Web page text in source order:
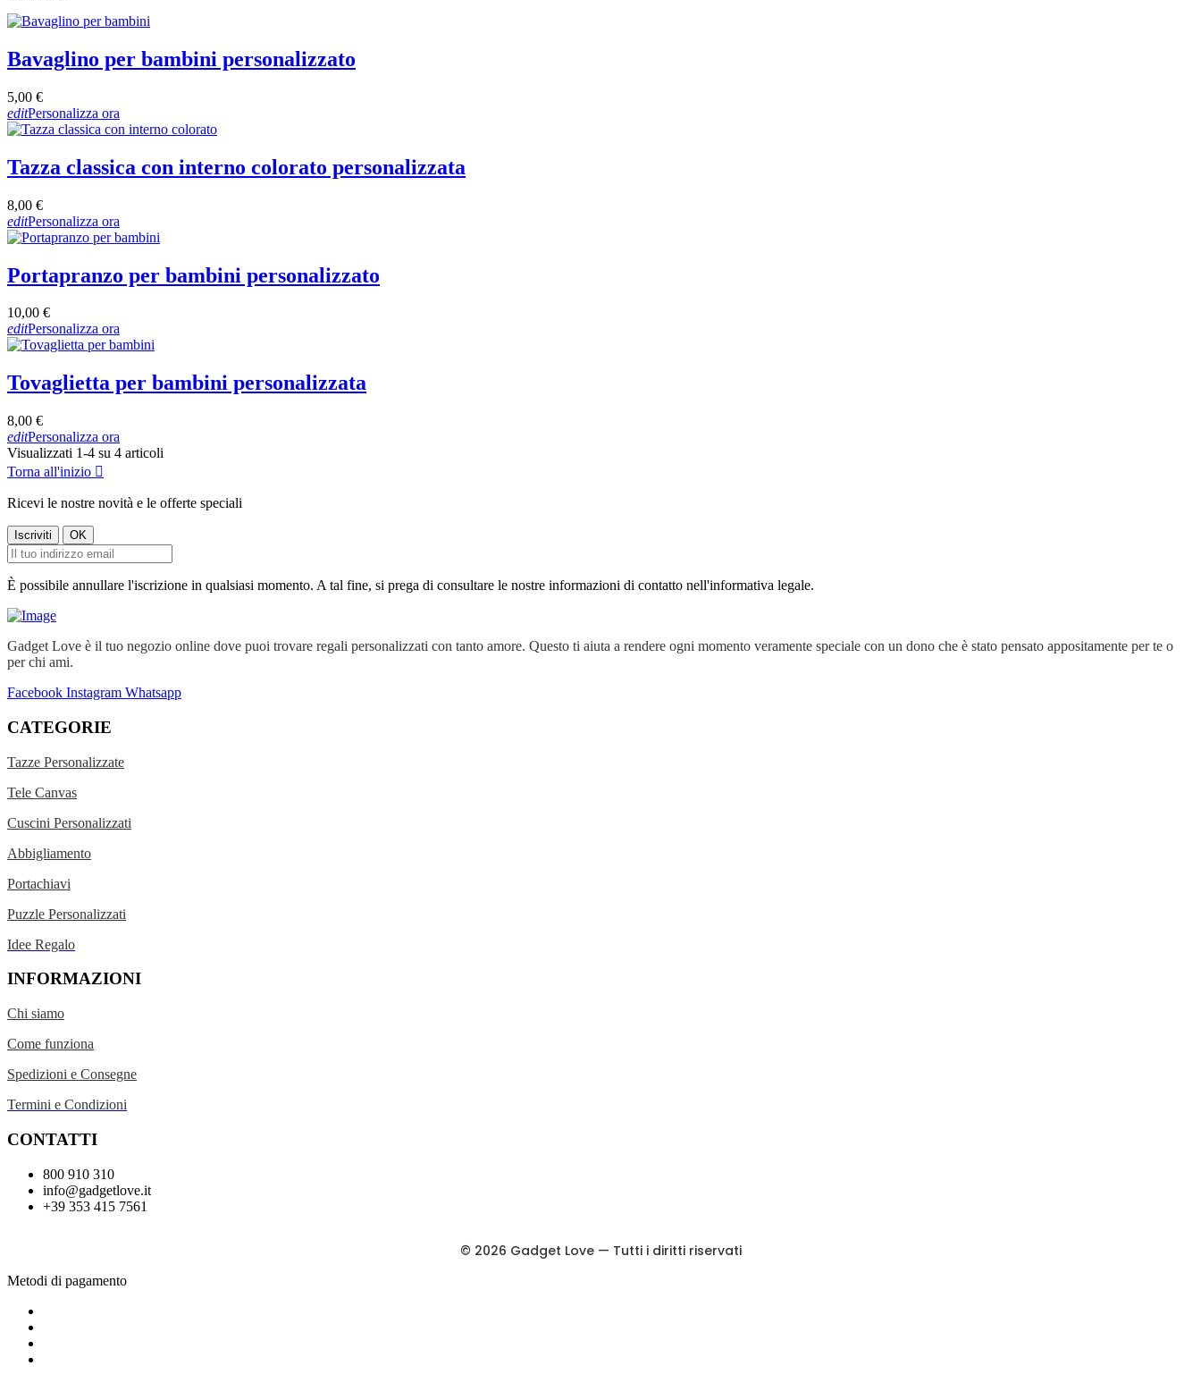
Bavaglino per bambini personalizzato
5,00 €
editPersonalizza ora
Tazza classica con interno colorato personalizzata
8,00 €
editPersonalizza ora
Portapranzo per bambini personalizzato
10,00 €
editPersonalizza ora
Tovaglietta per bambini personalizzata
8,00 €
editPersonalizza ora
Visualizzati 1-4 su 4 articoli
Torna all'inizio 
Ricevi le nostre novità e le offerte speciali
È possibile annullare l'iscrizione in qualsiasi momento. A tal fine, si prega di consultare le nostre informazioni di contatto nell'informativa legale.
Gadget Love è il tuo negozio online dove puoi trovare regali personalizzati con tanto amore. Questo ti aiuta a rendere ogni momento veramente speciale con un dono che è stato pensato appositamente per te o
per chi ami.
Facebook Instagram Whatsapp
CATEGORIE
Tazze Personalizzate
Tele Canvas
Cuscini Personalizzati
Abbigliamento
Portachiavi
Puzzle Personalizzati
Idee Regalo
INFORMAZIONI
Chi siamo
Come funziona
Spedizioni e Consegne
Termini e Condizioni
CONTATTI
800 910 310
info@gadgetlove.it
+39 353 415 7561
© 2026 Gadget Love — Tutti i diritti riservati
Metodi di pagamento